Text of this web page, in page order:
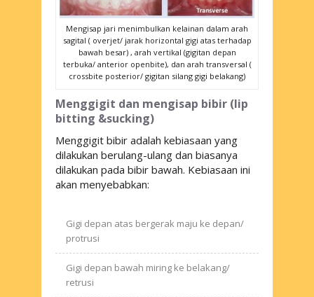
Mengisap jari menimbulkan kelainan dalam arah
sagital ( overjet/ jarak horizontal gigi atas terhadap
bawah besar) , arah vertikal (gigitan depan
terbuka/ anterior openbite), dan arah transversal (
crossbite posterior/ gigitan silang gigi belakang)
Menggigit dan mengisap bibir (lip
bitting &sucking)
Menggigit bibir adalah kebiasaan yang
dilakukan berulang-ulang dan biasanya
dilakukan pada bibir bawah. Kebiasaan ini
akan menyebabkan:
Gigi depan atas bergerak maju ke depan/
protrusi
Gigi depan bawah miring ke belakang/
retrusi